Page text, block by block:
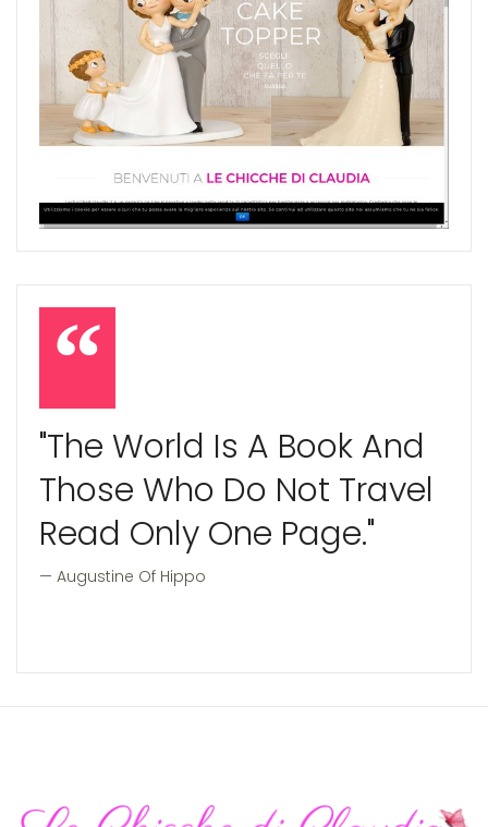
"The World Is A Book And
Those Who Do Not Travel
Read Only One Page."
Augustine Of Hippo